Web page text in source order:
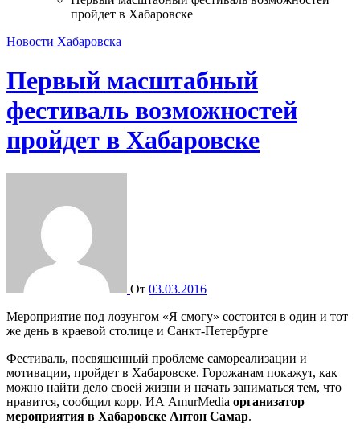
пройдет в Хабаровске
Новости Хабаровска
Первый масштабный
фестиваль возможностей
пройдет в Хабаровске
От 03.03.2016
Мероприятие под лозунгом «Я смогу» состоится в один и тот
же день в краевой столице и Санкт-Петербурге
Фестиваль, посвященный проблеме самореализации и
мотивации, пройдет в Хабаровске. Горожанам покажут, как
можно найти дело своей жизни и начать заниматься тем, что
нравится, сообщил корр. ИА AmurMedia организатор
мероприятия в Хабаровске Антон Самар.